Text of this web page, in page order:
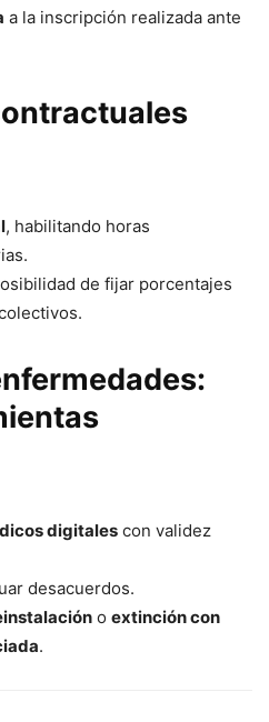
a la inscripción realizada ante
, habilitando horas
de fijar porcentajes
digitales con validez
desacuerdos.
o extinción con
.